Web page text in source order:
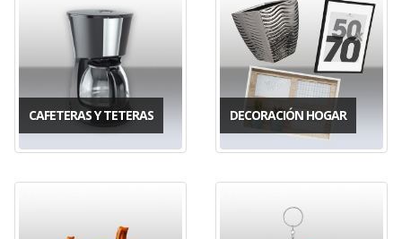
CAFETERAS Y TETERAS DECORACIÓN HOGAR